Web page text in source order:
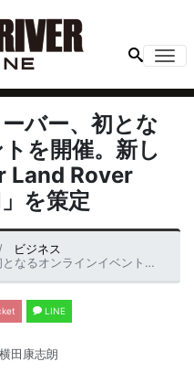
バー、初とな
を開催。新し
Land Rover
を策定
ビジネス
活動方針「Jaguar Land Rover Japan New Normal」を策定
LINE
横田康志朗